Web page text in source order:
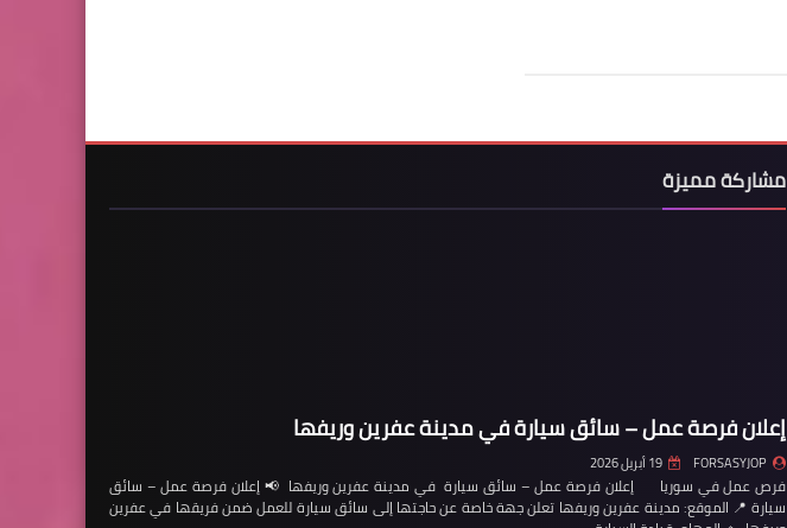
مشاركة مميزة
إعلان فرصة عمل – سائق سيارة في مدينة عفرين وريفها
FORSASYJOP 19 أبريل 2026
فرص عمل في سوريا إعلان فرصة عمل – سائق سيارة في مدينة عفرين وريفها 📢 إعلان فرصة عمل – سائق
سيارة 📍 الموقع: مدينة عفرين وريفها تعلن جهة خاصة عن حاجتها إلى سائق سيارة للعمل ضمن فريقها في عفرين